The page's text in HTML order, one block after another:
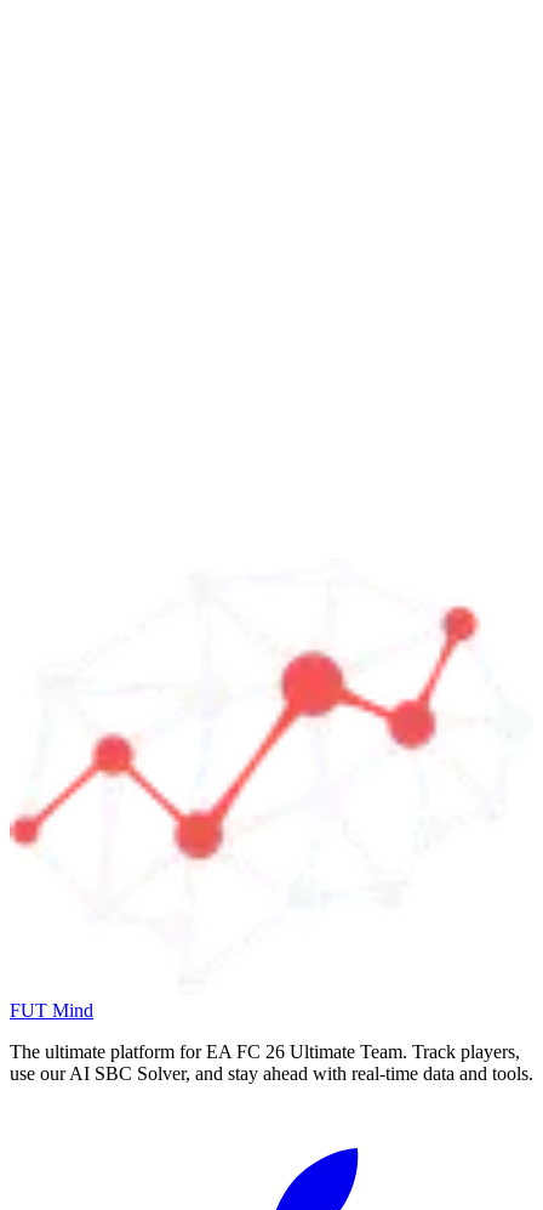
FUT Mind
The ultimate platform for EA FC 26 Ultimate Team. Track players,
use our AI SBC Solver, and stay ahead with real-time data and tools.